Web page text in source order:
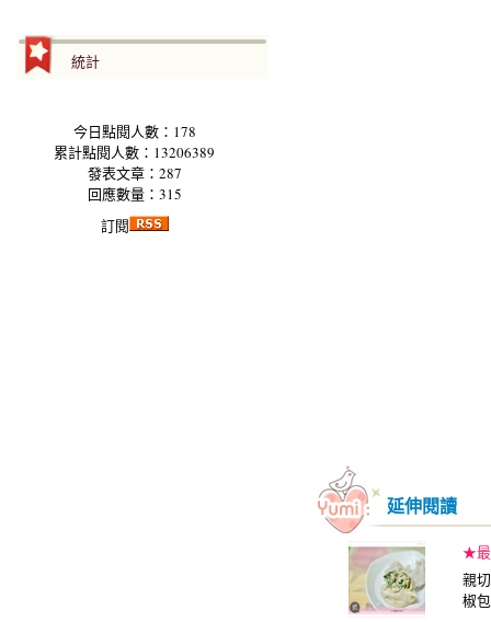
統計
今日點閱人數：178
累計點閱人數：13206389
發表文章：287
回應數量：315
訂閱
延伸閱讀
★最
親
椒